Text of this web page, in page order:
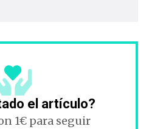
el artículo?
1€ para seguir